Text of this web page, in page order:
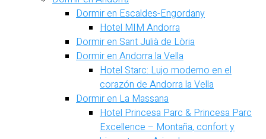
Dormir en Escaldes-Engordany
Hotel MIM Andorra
Dormir en Sant Julià de Lòria
Dormir en Andorra la Vella
Hotel Starc: Lujo moderno en el
corazón de Andorra la Vella
Dormir en La Massana
Hotel Princesa Parc & Princesa Parc
Excellence – Montaña, confort y